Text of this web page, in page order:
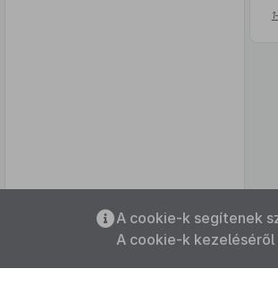
Az oldalmenübe visszatéréshez
ALT + S billentyűket.
A cookie-k segítenek
A cookie-k